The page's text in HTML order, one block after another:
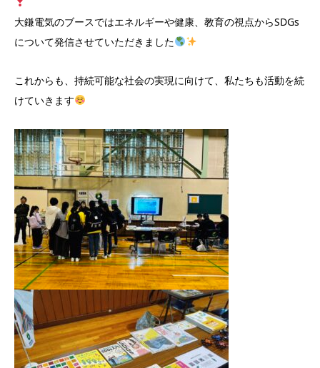
大鎌電気のブースではエネルギーや健康、教育の視点からSDGs
について発信させていただきました
これからも、持続可能な社会の実現に向けて、私たちも活動を続
けていきます